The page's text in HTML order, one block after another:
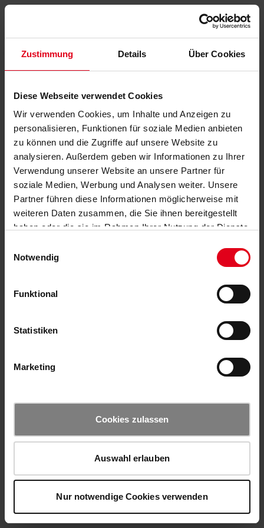
Zustimmung Details Über Cookies
Diese Webseite verwendet Cookies
Wir verwenden Cookies, um Inhalte und Anzeigen zu
personalisieren, Funktionen für soziale Medien anbieten
zu können und die Zugriffe auf unsere Website zu
analysieren. Außerdem geben wir Informationen zu Ihrer
Verwendung unserer Website an unsere Partner für
soziale Medien, Werbung und Analysen weiter. Unsere
Partner führen diese Informationen möglicherweise mit
weiteren Daten zusammen, die Sie ihnen bereitgestellt
haben oder die sie im Rahmen Ihrer Nutzung der Dienste
Notwendig
Funktional
Statistiken
Marketing
Cookies zulassen
Auswahl erlauben
Nur notwendige Cookies verwenden